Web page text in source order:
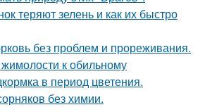
теряют зелень и как их быстро
без проблем и прореживания.
к обильному
в период цветения.
без химии.